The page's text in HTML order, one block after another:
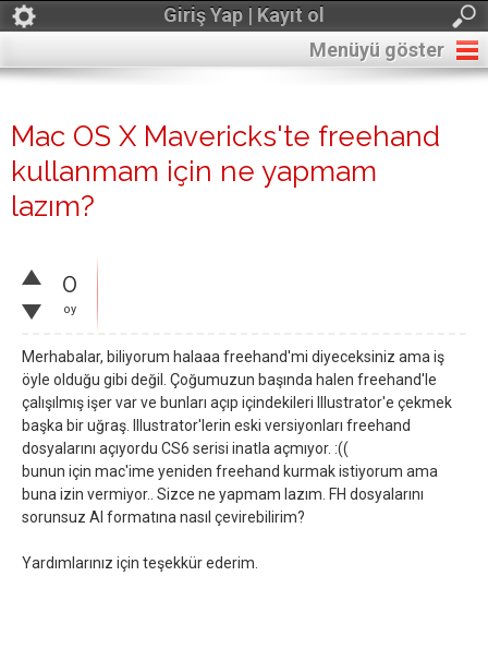
Giriş Yap | Kayıt ol
Menüyü göster
Mac OS X Mavericks'te freehand
kullanmam için ne yapmam
lazım?
0
oy
Merhabalar, biliyorum halaaa freehand'mi diyeceksiniz ama iş
öyle olduğu gibi değil. Çoğumuzun başında halen freehand'le
çalışılmış işer var ve bunları açıp içindekileri Illustrator'e çekmek
başka bir uğraş. Illustrator'lerin eski versiyonları freehand
dosyalarını açıyordu CS6 serisi inatla açmıyor. :((
bunun için mac'ime yeniden freehand kurmak istiyorum ama
buna izin vermiyor.. Sizce ne yapmam lazım. FH dosyalarını
sorunsuz AI formatına nasıl çevirebilirim?
Yardımlarınız için teşekkür ederim.